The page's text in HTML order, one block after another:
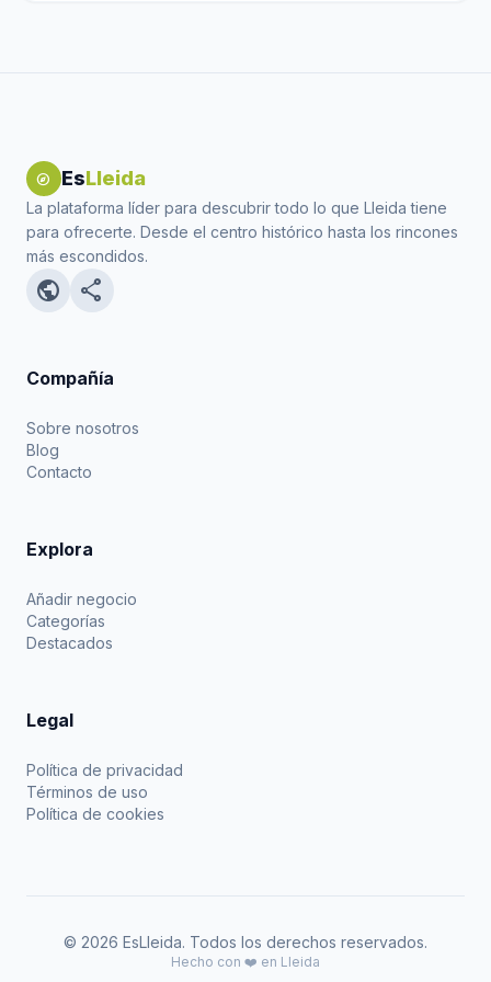
explore EsLleida
La plataforma líder para descubrir todo lo que Lleida tiene
para ofrecerte. Desde el centro histórico hasta los rincones
más escondidos.
public share
Compañía
Sobre nosotros
Blog
Contacto
Explora
Añadir negocio
Categorías
Destacados
Legal
Política de privacidad
Términos de uso
Política de cookies
© 2026 EsLleida. Todos los derechos reservados.
Hecho con ❤️ en Lleida